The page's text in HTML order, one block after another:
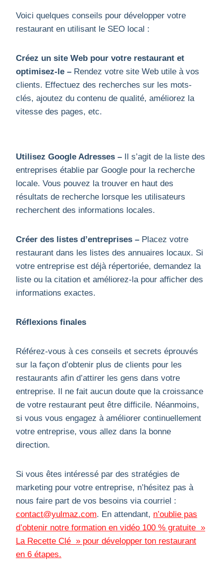
Voici quelques conseils pour développer votre
restaurant en utilisant le SEO local :
Créez un site Web pour votre restaurant et
optimisez-le – Rendez votre site Web utile à vos
clients. Effectuez des recherches sur les mots-
clés, ajoutez du contenu de qualité, améliorez la
vitesse des pages, etc.
Utilisez Google Adresses – Il s’agit de la liste des
entreprises établie par Google pour la recherche
locale. Vous pouvez la trouver en haut des
résultats de recherche lorsque les utilisateurs
recherchent des informations locales.
Créer des listes d’entreprises – Placez votre
restaurant dans les listes des annuaires locaux. Si
votre entreprise est déjà répertoriée, demandez la
liste ou la citation et améliorez-la pour afficher des
informations exactes.
Réflexions finales
Référez-vous à ces conseils et secrets éprouvés
sur la façon d’obtenir plus de clients pour les
restaurants afin d’attirer les gens dans votre
entreprise. Il ne fait aucun doute que la croissance
de votre restaurant peut être difficile. Néanmoins,
si vous vous engagez à améliorer continuellement
votre entreprise, vous allez dans la bonne
direction.
Si vous êtes intéressé par des stratégies de
marketing pour votre entreprise, n’hésitez pas à
nous faire part de vos besoins via courriel :
contact@yulmaz.com. En attendant, n’oublie pas
d’obtenir notre formation en vidéo 100 % gratuite »
La Recette Clé » pour développer ton restaurant
en 6 étapes.